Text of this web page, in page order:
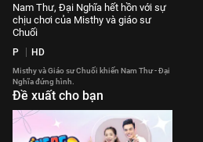
Nam Thư, Đại Nghĩa hết hồn với sự
chịu chơi của Misthy và giáo sư
Chuối
P HD
Misthy và Giáo sư Chuối khiến Nam Thư - Đại
Nghĩa đứng hình.
Đề xuất cho bạn